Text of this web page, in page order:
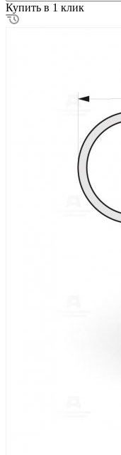
Купить в 1 клик